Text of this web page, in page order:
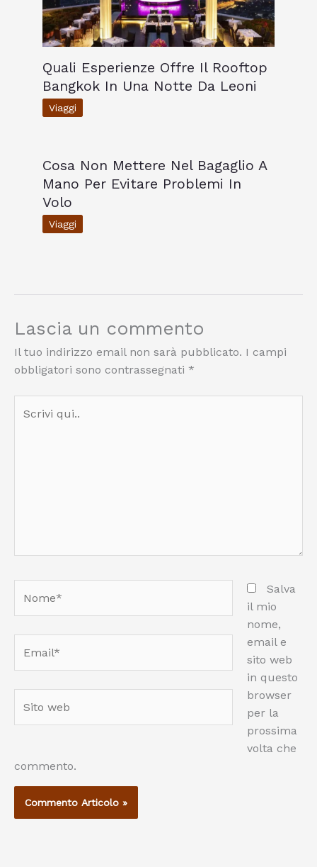
Quali Esperienze Offre Il Rooftop
Bangkok In Una Notte Da Leoni
Viaggi
Cosa Non Mettere Nel Bagaglio A
Mano Per Evitare Problemi In
Volo
Viaggi
Lascia un commento
Il tuo indirizzo email non sarà pubblicato. I campi
obbligatori sono contrassegnati *
qui..
web
Salva
il mio
nome,
email e
sito web
in questo
browser
per la
prossima
volta che
commento.